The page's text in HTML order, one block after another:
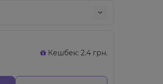
Кешбек: 2.4 грн.